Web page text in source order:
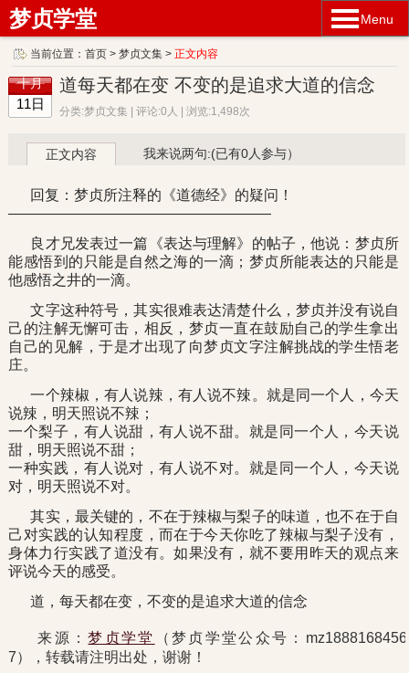
Menu
梦贞学堂
当前位置：首页 >梦贞文集 >正文内容
十月
11日
道每天都在变 不变的是追求大道的信念
分类:梦贞文集 | 评论:0人 | 浏览:1,498次
正文内容 我来说两句:(已有0人参与）
回复：梦贞所注释的《道德经》的疑问！
——————————————————
良才兄发表过一篇《表达与理解》的帖子，他说：梦贞所
能感悟到的只能是自然之海的一滴；梦贞所能表达的只能是
他感悟之井的一滴。
文字这种符号，其实很难表达清楚什么，梦贞并没有说自
己的注解无懈可击，相反，梦贞一直在鼓励自己的学生拿出
自己的见解，于是才出现了向梦贞文字注解挑战的学生悟老
庄。
一个辣椒，有人说辣，有人说不辣。就是同一个人，今天
说辣，明天照说不辣；
一个梨子，有人说甜，有人说不甜。就是同一个人，今天说
甜，明天照说不甜；
一种实践，有人说对，有人说不对。就是同一个人，今天说
对，明天照说不对。
其实，最关键的，不在于辣椒与梨子的味道，也不在于自
己对实践的认知程度，而在于今天你吃了辣椒与梨子没有，
身体力行实践了道没有。如果没有，就不要用昨天的观点来
评说今天的感受。
道，每天都在变，不变的是追求大道的信念
来源：梦贞学堂
（梦贞学堂公众号：mz1888168456
7），转载请注明出处，谢谢！